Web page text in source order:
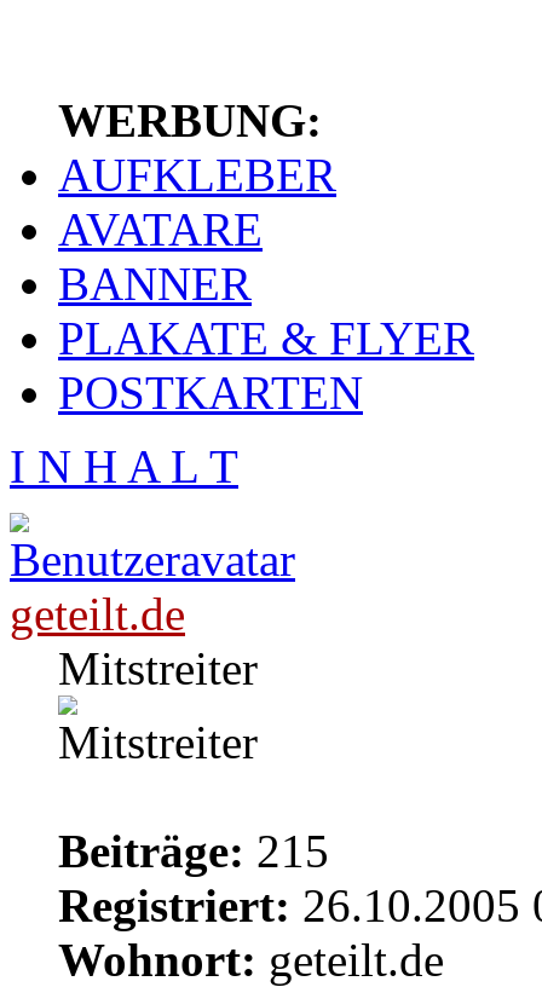
WERBUNG:
AUFKLEBER
AVATARE
BANNER
PLAKATE & FLYER
POSTKARTEN
I N H A L T
geteilt.de
Mitstreiter
Beiträge: 215
Registriert: 26.10.2005
Wohnort: geteilt.de